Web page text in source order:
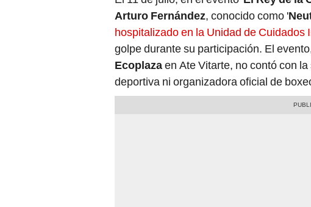
Arturo Fernández, conocido como '
hospitalizado en la Unidad de Cuidados
golpe durante su participación. El
Ecoplazaen Ate Vitarte, no contó con
deportiva ni organizadora oficial de